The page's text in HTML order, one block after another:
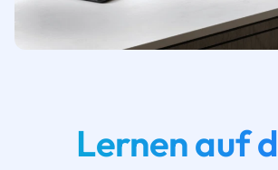
Lernen auf